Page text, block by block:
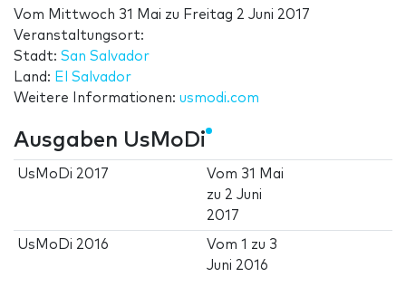
Vom Mittwoch 31 Mai zu Freitag 2 Juni 2017
Veranstaltungsort:
Stadt: San Salvador
Land: El Salvador
Weitere Informationen: usmodi.com
Ausgaben UsMoDi
UsMoDi 2017 Vom 31 Mai
zu 2 Juni
2017
UsMoDi 2016 Vom1 zu 3
Juni 2016